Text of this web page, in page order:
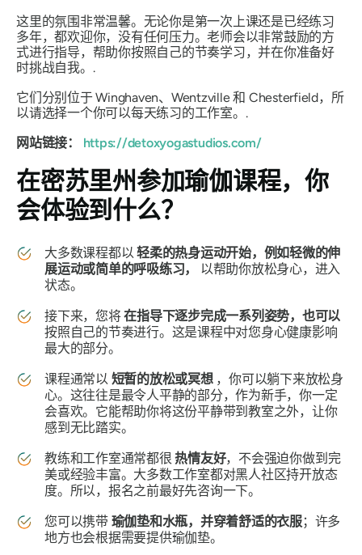
这里的氛围非常温馨。无论你是第一次上课还是已经练习
多年，都欢迎你，没有任何压力。老师会以非常鼓励的方
式进行指导，帮助你按照自己的节奏学习，并在你准备好
时挑战自我。.
它们分别位于 Winghaven、Wentzville 和 Chesterfield，所
以请选择一个你可以每天练习的工作室。.
网站链接： https://detoxyogastudios.com/
在密苏里州参加瑜伽课程，你
会体验到什么？
大多数课程都以轻柔的热身运动开始，例如轻微的伸
展运动或简单的呼吸练习，
以帮助你放松身心，进入
状态。
接下来，您将在指导下逐步完成一系列姿势，也可以
按照自己的节奏进行。这是课程中对您身心健康影响
最大的部分。
课程通常以 短暂的放松或冥想，你可以躺下来放松身
心。这往往是最令人平静的部分，作为新手，你一定
会喜欢。它能帮助你将这份平静带到教室之外，让你
感到无比踏实。
教练和工作室通常都很 热情友好，不会强迫你做到完
美或经验丰富。大多数工作室都对黑人社区持开放态
度。所以，报名之前最好先咨询一下。
您可以携带 瑜伽垫和水瓶，并穿着舒适的衣服；许多
地方也会根据需要提供瑜伽垫。